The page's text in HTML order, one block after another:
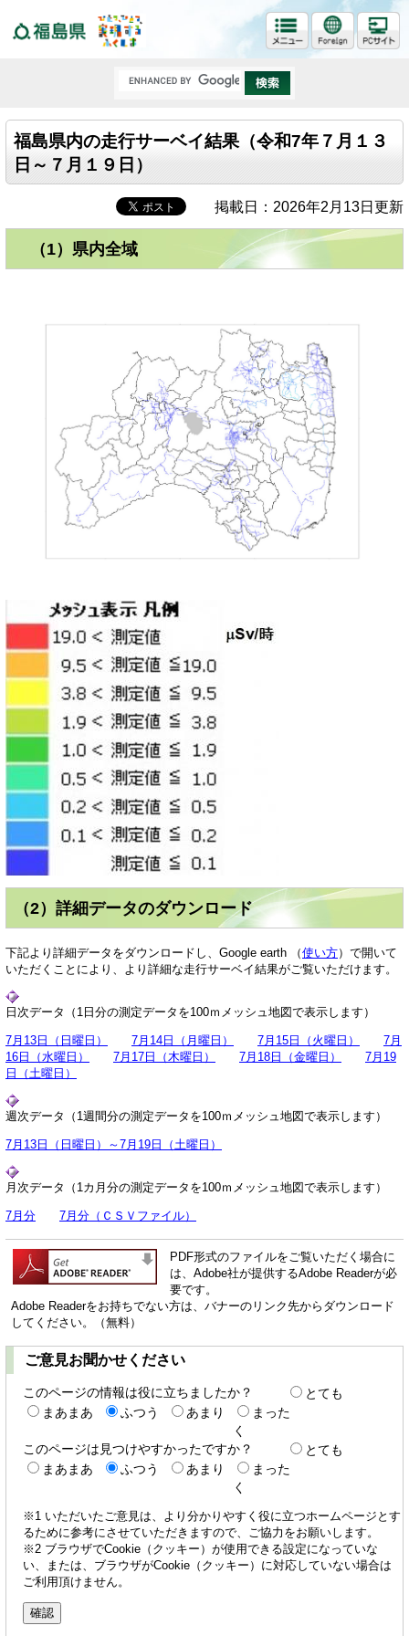
福島県内の走行サーベイ結果（令和7年７月１３
日～７月１９日）
掲載日：2026年2月13日更新
（1）県内全域
（2）詳細データのダウンロード
下記より詳細データをダウンロードし、Google earth （使い方）で開いて
いただくことにより、より詳細な走行サーベイ結果がご覧いただけます。
日次データ（1日分の測定データを100ｍメッシュ地図で表示します）
7月13日（日曜日） 7月14日（月曜日） 7月15日（火曜日）
7月
16日（水曜日）
7月17日（木曜日） 7月18日（金曜日）
7月19
日（土曜日）
週次データ（1週間分の測定データを100ｍメッシュ地図で表示します）
7月13日（日曜日）～7月19日（土曜日）
月次データ（1カ月分の測定データを100ｍメッシュ地図で表示します）
7月分 7月分（ＣＳＶファイル）
PDF形式のファイルをご覧いただく場合に
は、Adobe社が提供するAdobe Readerが必
要です。
Adobe Readerをお持ちでない方は、バナーのリンク先からダウンロード
してください。（無料）
ご意見お聞かせください
このページの情報は役に立ちましたか？
とても
まあまあ
ふつう あまり
まった
く
このページは見つけやすかったですか？
とても
まあまあ
ふつう あまり
まった
く
※1 いただいたご意見は、より分かりやすく役に立つホームページとす
るために参考にさせていただきますので、ご協力をお願いします。
※2 ブラウザでCookie（クッキー）が使用できる設定になっていな
い、または、ブラウザがCookie（クッキー）に対応していない場合は
ご利用頂けません。